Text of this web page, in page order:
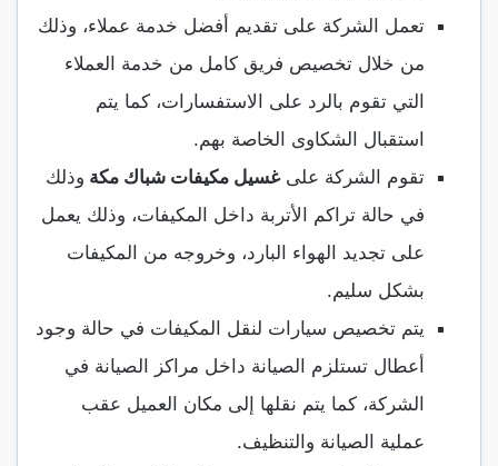
تعمل الشركة على تقديم أفضل خدمة عملاء، وذلك
من خلال تخصيص فريق كامل من خدمة العملاء
التي تقوم بالرد على الاستفسارات، كما يتم
استقبال الشكاوى الخاصة بهم.
تقوم الشركة علىغسيل مكيفات شباك مكة وذلك
في حالة تراكم الأتربة داخل المكيفات، وذلك يعمل
على تجديد الهواء البارد، وخروجه من المكيفات
بشكل سليم.
يتم تخصيص سيارات لنقل المكيفات في حالة وجود
أعطال تستلزم الصيانة داخل مراكز الصيانة في
الشركة، كما يتم نقلها إلى مكان العميل عقب
عملية الصيانة والتنظيف.